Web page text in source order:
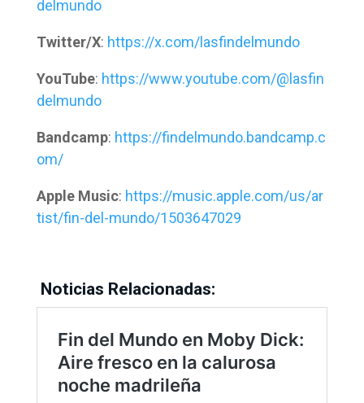
delmundo
Twitter/X: https://x.com/lasfindelmundo
YouTube: https://www.youtube.com/@lasfin
delmundo
Bandcamp: https://findelmundo.bandcamp.c
om/
Apple Music: https://music.apple.com/us/ar
tist/fin-del-mundo/1503647029
Noticias Relacionadas: